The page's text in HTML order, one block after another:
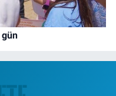
gün